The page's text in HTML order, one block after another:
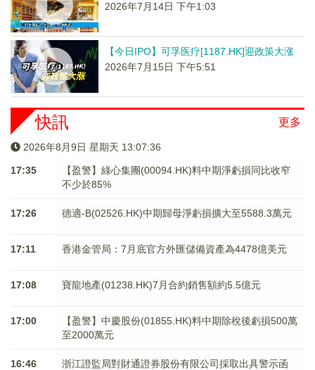
2026年7月14日 下午1:03
【今日IPO】可孚医疗[1187.HK]迎政策大涨
2026年7月15日 下午5:51
更多
快訊
2026年8月9日 星期天 13:07:36
17:35
【盈警】綠心集團(00094.HK)料中期淨虧損同比收窄
不少於85%
17:26 德適-B(02526.HK)中期歸母淨虧損擴大至5588.3萬元
17:11 香港金管局：7月底官方外匯儲備資產為4478億美元
17:08 寶龍地產(01238.HK)7月合約銷售額約5.5億元
17:00
【盈警】中慶股份(01855.HK)料中期除稅後虧損500萬
至2000萬元
16:46
浙江證監局對財通證券股份有限公司採取出具警示函